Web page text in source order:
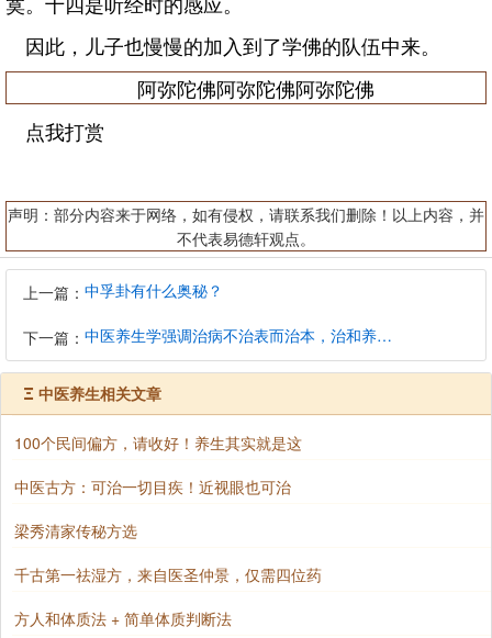
因此，儿子也慢慢的加入到了学佛的队伍中来。
阿弥陀佛阿弥陀佛阿弥陀佛
点我打赏
声明：部分内容来于网络，如有侵权，请联系我们删除！以上内容，并
不代表易德轩观点。
上一篇： 中孚卦有什么奥秘？
下一篇： 中医养生学强调治病不治表而治本，治和养兼顾是有必要的
Ξ 中医养生相关文章
100个民间偏方，请收好！养生其实就是这
中医古方：可治一切目疾！近视眼也可治
梁秀清家传秘方选
千古第一祛湿方，来自医圣仲景，仅需四位药
方人和体质法 + 简单体质判断法